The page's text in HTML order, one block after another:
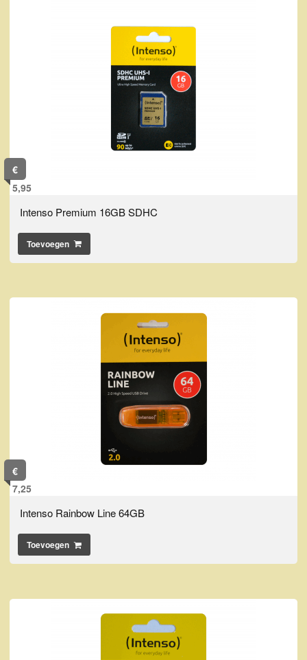
€
5,95
Intenso Premium 16GB SDHC
Toevoegen
€
7,25
Intenso Rainbow Line 64GB
Toevoegen